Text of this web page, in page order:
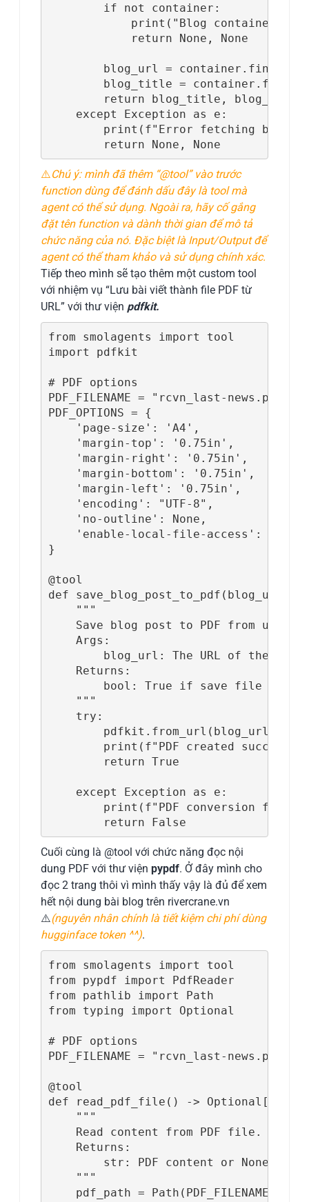
        if not container:
print("Blog container not
            return None, None
blog_url =
blog_title =
        return blog_title, blog_url
    except Exception as e:
print(f"Error fetching blog:
return None, None
⚠️Chú ý: mình đã thêm “@tool” vào trước
function dùng để đánh dấu đây là tool mà
agent có thể sử dụng. Ngoài ra, hãy cố gắng
đặt tên function và dành thời gian để mô tả
chức năng của nó. Đặc biệt là Input/Output để
agent có thể tham khảo và sử dụng chính xác.
Tiếp theo mình sẽ tạo thêm một custom tool
với nhiệm vụ “Lưu bài viết thành file PDF từ
URL” với thư viện pdfkit.
from smolagents import tool
import pdfkit
# PDF options
PDF_FILENAME = "rcvn_last-news.pdf"
PDF_OPTIONS = {
    'page-size': 'A4',
    'margin-top': '0.75in',
    'margin-right': '0.75in',
    'margin-bottom': '0.75in',
    'margin-left': '0.75in',
    'encoding': "UTF-8",
    'no-outline': None,
    'enable-local-file-access': None
}
@tool
def save_blog_post_to_pdf(blog_url:
    """
    Save blog post to PDF from url.
    Args:
blog_url: The URL of the blog
    Returns:
bool: True if save file
    """
    try:
pdfkit.from_url(blog_url,
print(f"PDF created
        return True
    except Exception as e:
print(f"PDF conversion
        return False
Cuối cùng là @tool với chức năng đọc nội
dung PDF với thư việnpypdf. Ở đây mình cho
đọc 2 trang thôi vì mình thấy vậy là đủ để xem
hết nội dung bài blog trên rivercrane.vn
⚠️(nguyên nhân chính là tiết kiệm chi phí dùng
hugginface token ^^).
from smolagents import tool
from pypdf import PdfReader
from pathlib import Path
from typing import Optional
# PDF options
PDF_FILENAME = "rcvn_last-news.pdf"
@tool
def read_pdf_file() -> Optional[str]:
    """
    Read content from PDF file.
    Returns:
str: PDF content or None if
    """
pdf_path = Path(PDF_FILENAME)